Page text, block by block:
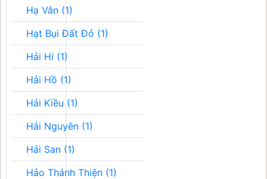
Hạ Vân (1)
Hạt Bụi Đất Đỏ (1)
Hải Hi (1)
Hải Hồ (1)
Hải Kiều (1)
Hải Nguyên (1)
Hải San (1)
Hảo Thánh Thiện (1)